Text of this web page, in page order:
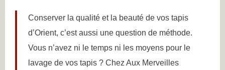
Conserver la qualité et la beauté de vos tapis
d’Orient, c’est aussi une question de méthode.
Vous n’avez ni le temps ni les moyens pour le
lavage de vos tapis ? Chez Aux Merveilles